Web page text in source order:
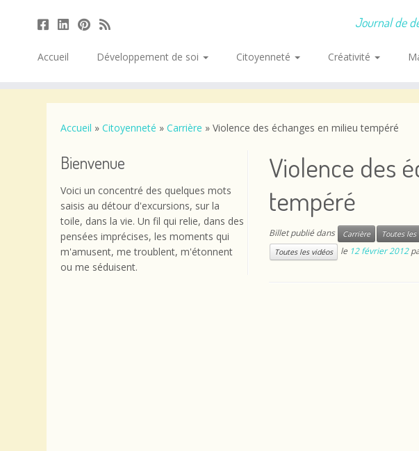
Journal de
Accueil Développement de soi Citoyenneté Créativité
Accueil » Citoyenneté » Carrière » Violence des échanges en milieu tempéré
Bienvenue
Voici un concentré des quelques mots
saisis au détour d'excursions, sur la
toile, dans la vie. Un fil qui relie, dans des
pensées imprécises, les moments qui
m'amusent, me troublent, m'étonnent
ou me séduisent.
Violence des
tempéré
Billet publié dans Carrière Toutes les
Toutes les vidéos
le 12 février 2012